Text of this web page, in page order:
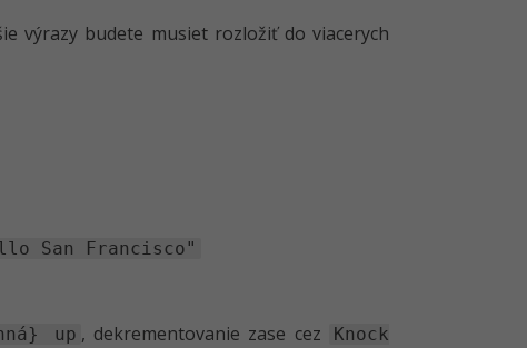
výrazy budete musiet rozložiť do viacerych
San Francisco"
up , dekrementovanie zase cez
Knock